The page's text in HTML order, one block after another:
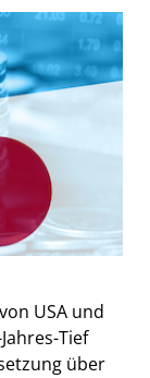
USA und
Tief
über